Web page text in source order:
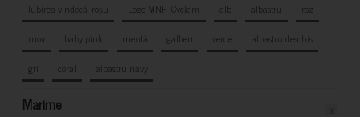
Iubirea vindecă- roșu
Logo MNF- Cyclam alb albastru
roz
mov
baby pink mentă galben verde
albastru deschis
gri
coral albastru navy
Marime